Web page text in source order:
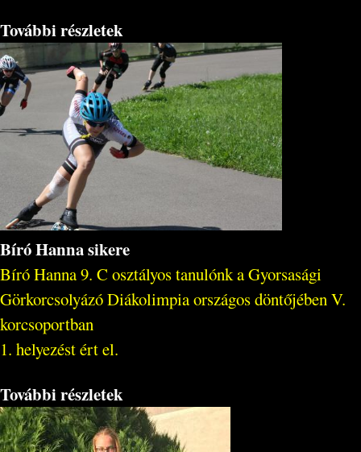
További részletek
Bíró Hanna sikere
Bíró Hanna 9. C osztályos tanulónk a Gyorsasági
Görkorcsolyázó Diákolimpia országos döntőjében V.
korcsoportban
1. helyezést ért el.
További részletek